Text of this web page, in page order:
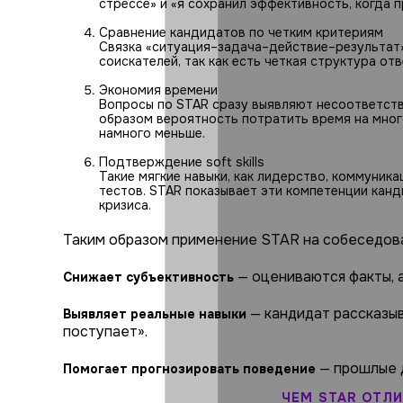
стрессе» и «я сохранил эффективность, когда
Сравнение кандидатов по четким критериям
Связка
соискателей, так как есть четкая структура
Экономия времени
Вопросы по STAR сразу выявляют
образом вероятность потратить время на
намного меньше.
Подтверждение soft skills
Такие мягкие навыки, как лидерство,
тестов. STAR показывает эти компетенции
кризиса.
Таким образом применение STAR на
Снижает субъективность — оцениваются факты,
Выявляет реальные навыки — кандидат
поступает».
Помогает прогнозировать поведение — прошлые
ЧЕМ STAR